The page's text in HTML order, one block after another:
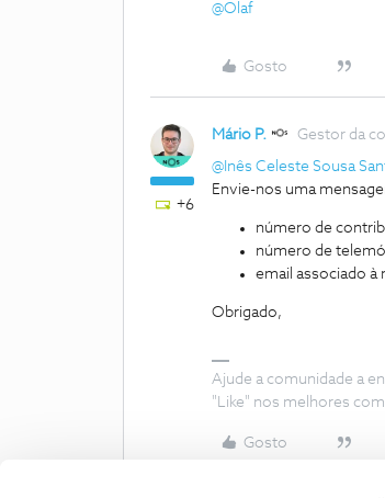
@Olaf
Gosto
+6
Mário P. Gestor da
@Inês Celeste Sousa
Envie-nos uma
número de
número de
email associado à
Obrigado,
Ajude a comunidade a
"Like" nos melhores
Gosto